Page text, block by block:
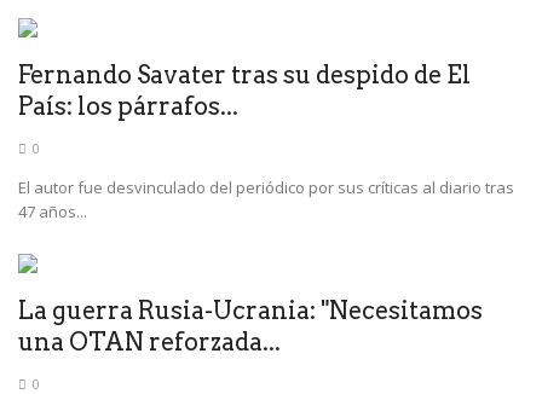
Fernando Savater tras su despido de El
País: los párrafos...
0
El autor fue desvinculado del periódico por sus críticas al diario tras
47 años...
La guerra Rusia-Ucrania: "Necesitamos
una OTAN reforzada...
0